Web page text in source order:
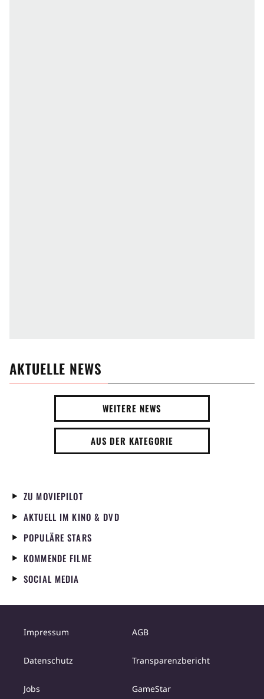
AKTUELLE NEWS
WEITERE NEWS
AUS DER KATEGORIE
ZU MOVIEPILOT
AKTUELL IM KINO & DVD
POPULÄRE STARS
KOMMENDE FILME
SOCIAL MEDIA
Impressum AGB
Datenschutz Transparenzbericht
Jobs GameStar